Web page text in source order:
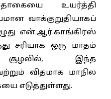
உயர்த்தி
வாக்குறுதியாகப்
என்.ஆர்.காங்கிரஸ்
சரியாக ஒரு மாதம்
சூழலில், இந்த
விதமாக மாநில
எடுத்துள்ளது.